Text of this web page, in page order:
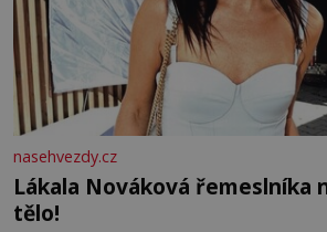
nasehvezdy.cz
Lákala Nováková řemeslníka
tělo!